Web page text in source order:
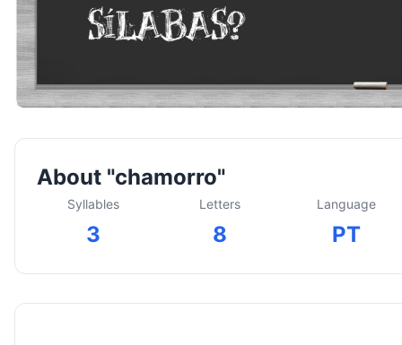
About "chamorro"
Syllables
3
Letters
8
Language
PT